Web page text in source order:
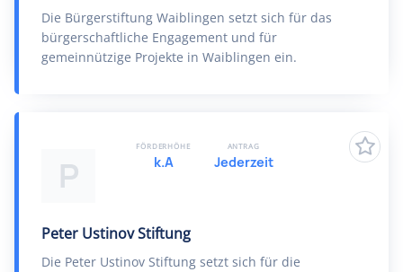
Die Bürgerstiftung Waiblingen setzt sich für das
bürgerschaftliche Engagement und für
gemeinnützige Projekte in Waiblingen ein.
P
Peter Ustinov Stiftung
Die Peter Ustinov Stiftung setzt sich für die
FÖRDERHÖHE
k.A
ANTRAG
Jederzeit